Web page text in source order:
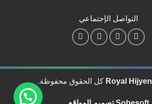
التواصل الإجتماعي
Royal Hijyen كل الحقوق محفوظة.